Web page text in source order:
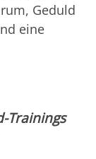
Geduld
eine
Trainings